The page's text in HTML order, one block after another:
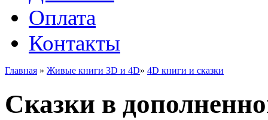
Оплата
Контакты
Главная » Живые книги 3D и 4D» 4D книги и сказки
Сказки в